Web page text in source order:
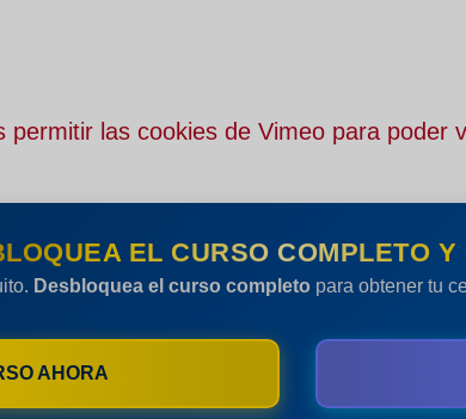
permitir las cookies de Vimeo para poder
EL CURSO COMPLETO Y
Desbloquea el curso completopara obtener tu
AHORA